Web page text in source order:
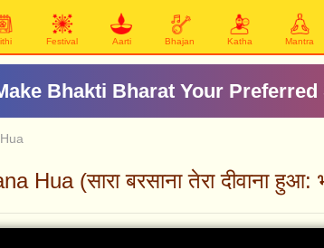
Festival Aarti Bhajan Katha Mantra
Bhakti Bharat Your
Hua (सारा बरसाना तेरा दीवाना